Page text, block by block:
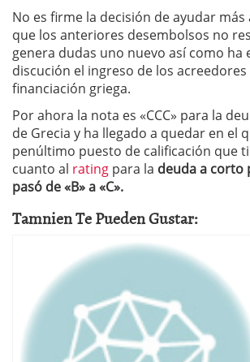
No es firme la decisión de ayudar más
que los anteriores desembolsos no
genera dudas uno nuevo así como ha
discución el ingreso de los
financiación griega.
Por ahora la nota es «CCC» para la
de Grecia y ha llegado a quedar en el
penúltimo puesto de calificación que
cuanto al rating para la deuda a corto
pasó de «B» a «C».
Tamnien Te Pueden Gustar: